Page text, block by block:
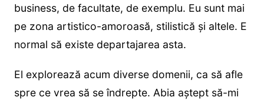
business, de facultate, de exemplu. Eu sunt mai
pe zona artistico-amoroasă, stilistică și altele. E
normal să existe departajarea asta.
El explorează acum diverse domenii, ca să afle
spre ce vrea să se îndrepte. Abia aștept să-mi